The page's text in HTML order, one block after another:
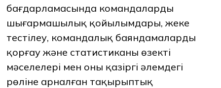
бағдарламасында командалардың
шығармашылық қойылымдары, жеке
тестілеу, командалық баяндамаларды
қорғау және статистиканың өзекті
мәселелері мен оның қазіргі әлемдегі
рөліне арналған тақырыптық